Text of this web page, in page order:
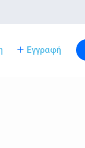
Εγγραφή